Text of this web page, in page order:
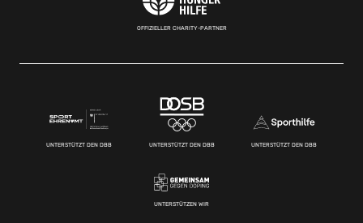
OFFIZIELLER CHARITY-PARTNER
UNTERSTÜTZT DEN DBB UNTERSTÜTZT DEN DBB UNTERSTÜTZT DEN DBB
UNTERSTÜTZEN WIR